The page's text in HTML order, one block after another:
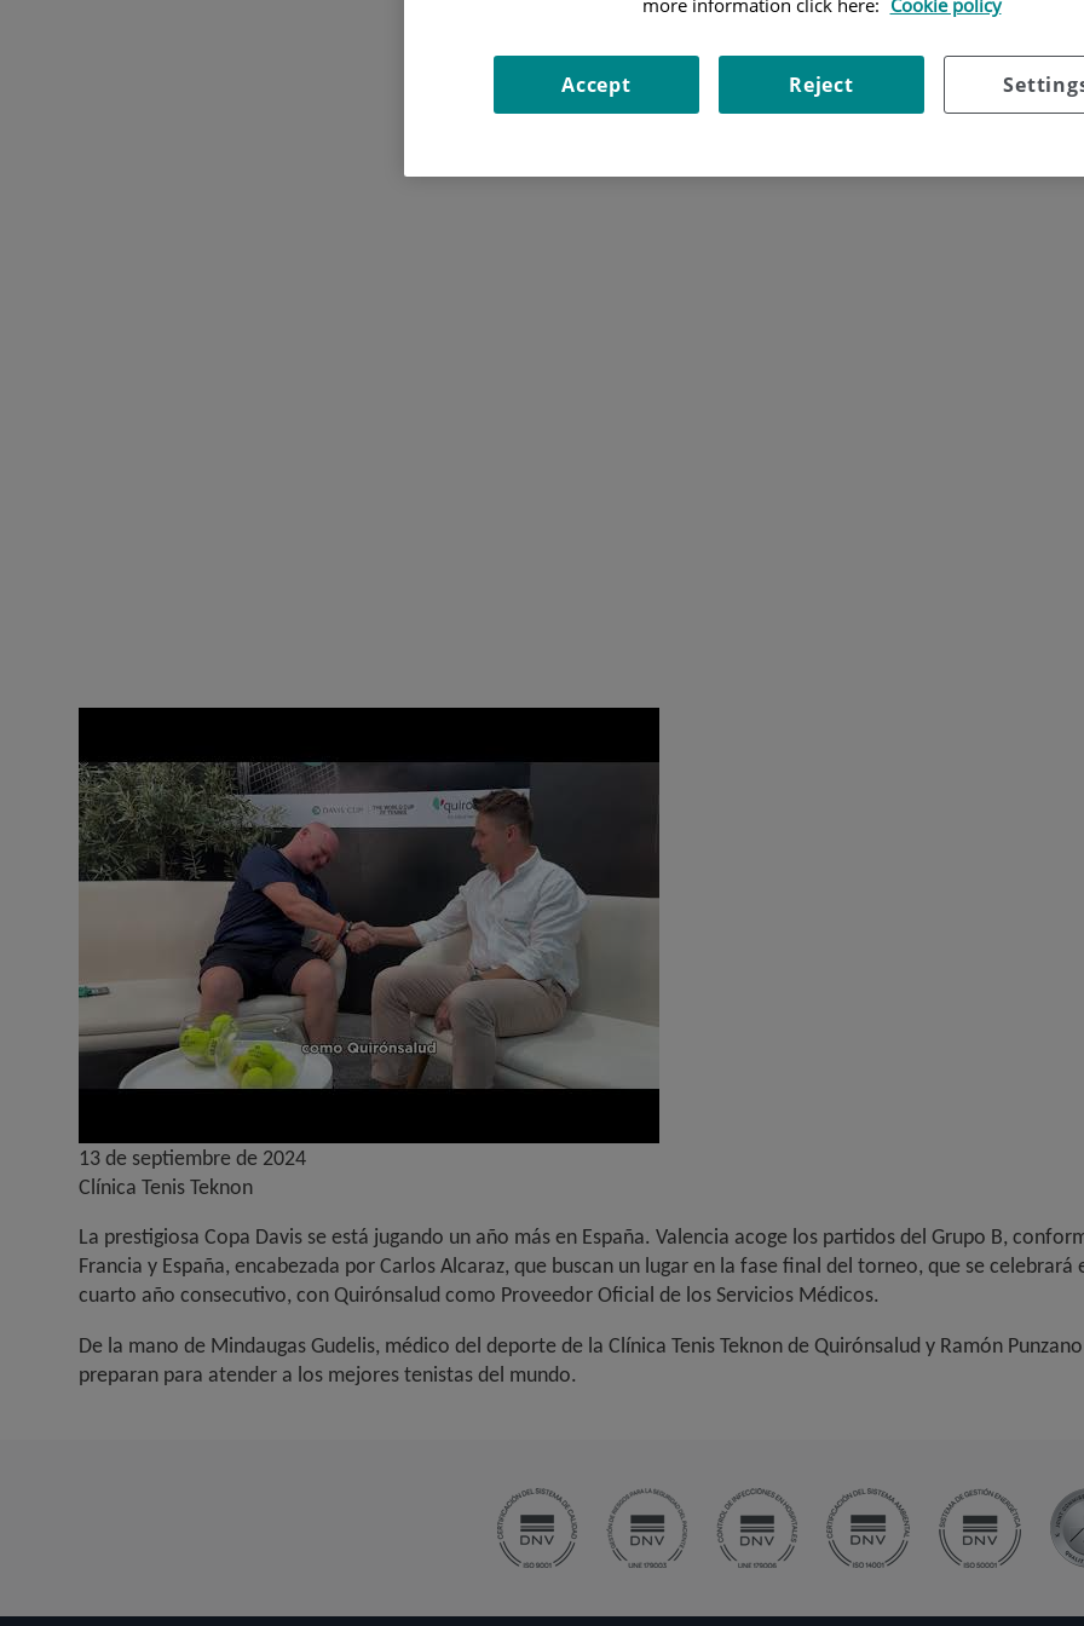
13 de septiembre de 2024
Clínica Tenis Teknon
La prestigiosa Copa Davis se está jugando un año más en España. Valencia acoge los partidos del Grupo B,
Francia y España, encabezada por Carlos Alcaraz, que buscan un lugar en la fase final del torneo, que se
cuarto año consecutivo, con Quirónsalud como Proveedor Oficial de los Servicios Médicos.
De la mano de Mindaugas Gudelis, médico del deporte de la Clínica Tenis Teknon de Quirónsalud y Ramón
preparan para atender a los mejores tenistas del mundo.
Reject
Accept